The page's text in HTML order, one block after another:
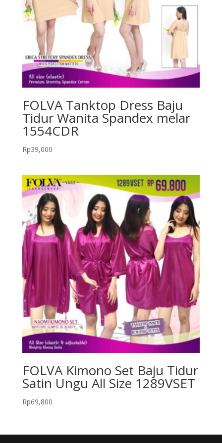
FOLVA Tanktop Dress Baju
Tidur Wanita Spandex melar
1554CDR
Rp39,000
FOLVA Kimono Set Baju Tidur
Satin Ungu All Size 1289VSET
Rp69,800